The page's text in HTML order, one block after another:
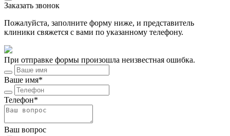
Заказать звонок
Пожалуйста, заполните форму ниже, и представитель
клиники свяжется с вами по указанному телефону.
При отправке формы произошла неизвестная ошибка.
Ваше имя*
Телефон*
Ваш вопрос